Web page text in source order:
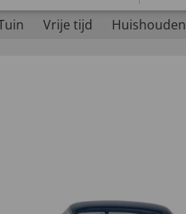
Vrije tijd